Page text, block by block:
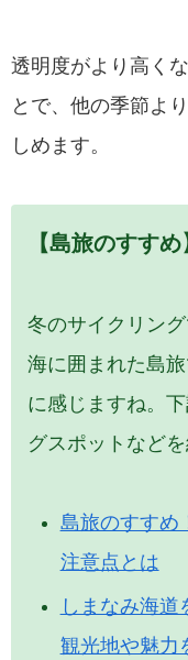
透明度がより高く
とで、他の季節よ
しめます。
【島旅のすすめ
冬のサイクリン
海に囲まれた島
に感じますね。
グスポットなどを
島旅のすすめ
注意点とは
しまなみ海道
観光地や魅力